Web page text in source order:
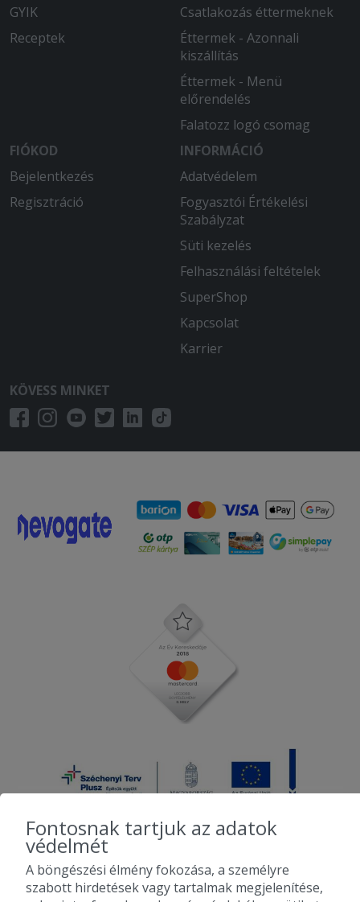
GYIK
Receptek
Csatlakozás éttermeknek
Éttermek - Azonnali
kiszállítás
Éttermek - Menü
előrendelés
Falatozz logó csomag
FIÓKOD
Bejelentkezés
Regisztráció
INFORMÁCIÓ
Adatvédelem
Fogyasztói Értékelési
Szabályzat
Süti kezelés
Felhasználási feltételek
SuperShop
Kapcsolat
Karrier
KÖVESS MINKET
2010-2026 Copyright - Falatozz.hu - Diston-line Kft.
Fontosnak tartjuk az adatok
védelmét
A böngészési élmény fokozása, a személyre
szabott hirdetések vagy tartalmak megjelenítése,